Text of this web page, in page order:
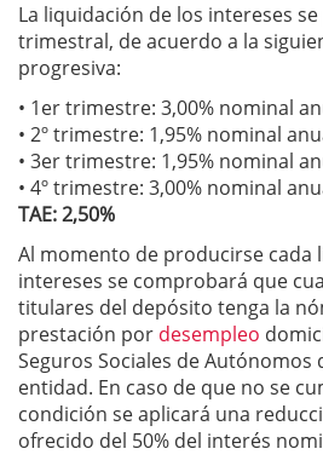
La liquidación de los intereses
trimestral, de acuerdo a la
progresiva:
• 1er trimestre: 3,00% nominal
• 2º trimestre: 1,95% nominal
• 3er trimestre: 1,95% nominal
• 4º trimestre: 3,00% nominal
TAE: 2,50%
Al momento de producirse cada
intereses se comprobará que
titulares del depósito tenga la
prestación por desempleo
Seguros Sociales de Autónomos
entidad. En caso de que no se
condición se aplicará una
ofrecido del 50% del interés